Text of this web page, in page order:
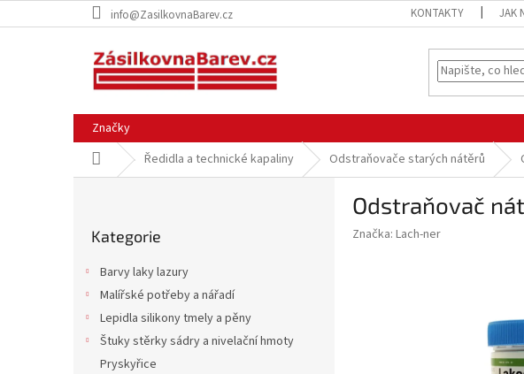
na
info@ZasilkovnaBarev.cz KONTAKTY JAK
Značky
Domů Ředidla a technické kapaliny Odstraňovače starých nátěrů
kategorie
Kategorie
Barvy laky lazury
Malířské potřeby a nářadí
Lepidla silikony tmely a pěny
Štuky stěrky sádry a nivelační hmoty
Pryskyřice
Odstraňovač
Značka: Lach-ner